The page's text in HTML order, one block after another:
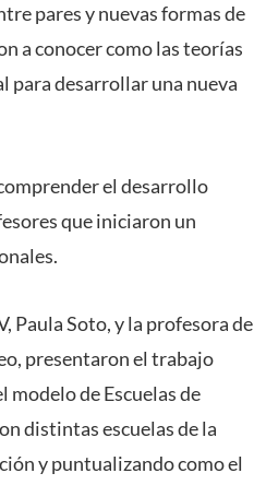
pares y nuevas formas de
a conocer como las teorías
para desarrollar una nueva
el desarrollo
que iniciaron un
Paula Soto, y la profesora de
presentaron el trabajo
modelo de Escuelas de
distintas escuelas de la
y puntualizando como el